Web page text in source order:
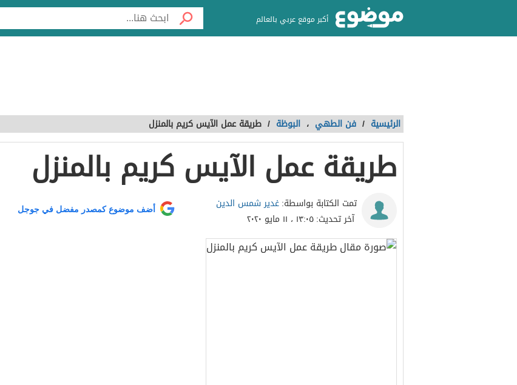
أكبر موقع عربي بالعالم
الرئيسية / فن الطهي ، البوظة / طريقة عمل الآيس كريم بالمنزل
طريقة عمل الآيس كريم بالمنزل
تمت الكتابة بواسطة:غدير شمس الدين
آخر تحديث:١٣:٠٥ ، ١١ مايو ٢٠٢٠
أضف موضوع كمصدر مفضل في جوجل